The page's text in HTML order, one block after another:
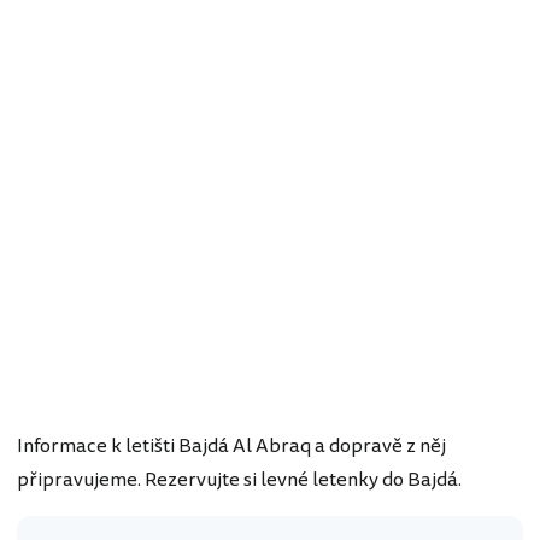
Informace k letišti Bajdá Al Abraq a dopravě z něj
připravujeme. Rezervujte si levné letenky do Bajdá.